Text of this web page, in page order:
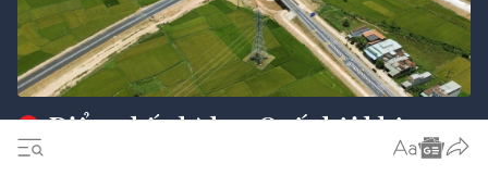
Điểm nhấn kỳ họp Quốc hội không
thường lệ lần thứ nhất